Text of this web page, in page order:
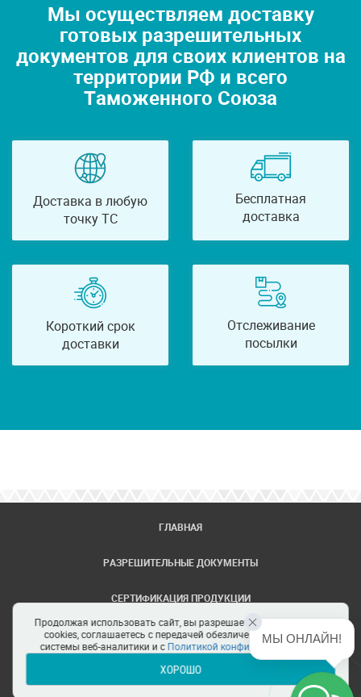
Мы осуществляем доставку
готовых разрешительных
документов для своих клиентов на
территории РФ и всего
Таможенного Союза
Доставка в любую
точку ТС
Бесплатная
доставка
Короткий срок
доставки
Отслеживание
посылки
ГЛАВНАЯ
РАЗРЕШИТЕЛЬНЫЕ ДОКУМЕНТЫ
СЕРТИФИКАЦИЯ ПРОДУКЦИИ
ЗАДАТЬ ВОПРОС
ЦЕНТРЫ СЕРТИФИКАЦИИ
Продолжая использовать сайт, вы разрешаете использование
cookies, соглашаетесь с передачей обезличенных данных в
системы веб-аналитики и сПолитикой конфиденциальности
ХОРОШО
МЫ ОНЛАЙН!